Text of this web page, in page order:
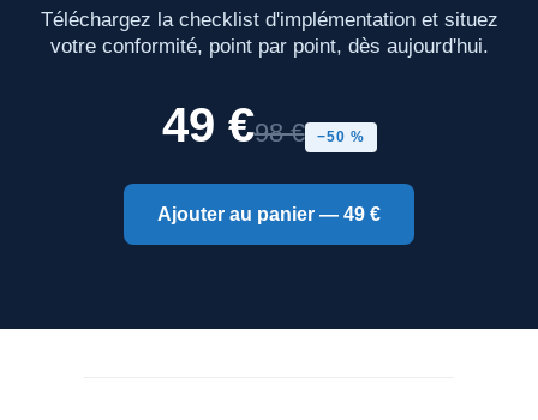
Téléchargez la checklist d'implémentation et situez
votre conformité, point par point, dès aujourd'hui.
49 €98 € −50 %
Ajouter au panier — 49 €